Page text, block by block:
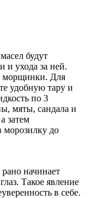
будут
и ухода за ней.
морщинки. Для
удобную тару и
по 3
мяты, сандала и
затем
морозилку до
начинает
Такое явление
в себе.